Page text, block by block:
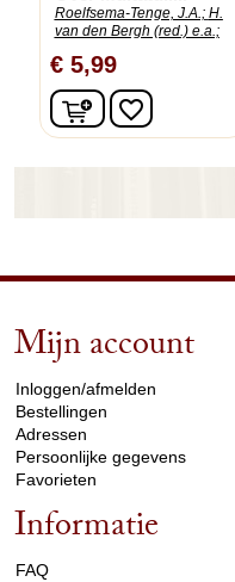
Roelfsema-Tenge, J.A.; H.
van den Bergh (red.) e.a.;
€ 5,99
In winkelwagen
favorite_border
Mijn account
Inloggen/afmelden
Bestellingen
Adressen
Persoonlijke gegevens
Favorieten
Informatie
FAQ